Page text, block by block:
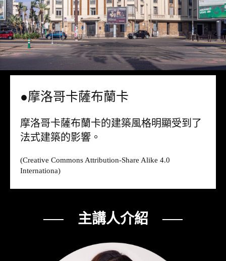
●摩洛哥卡薩布蘭卡
摩洛哥卡薩布蘭卡的建築風格明顯受到了
法式建築的影響。
(Creative Commons Attribution-Share Alike 4.0
Internationa)
── 主講人介紹 ──